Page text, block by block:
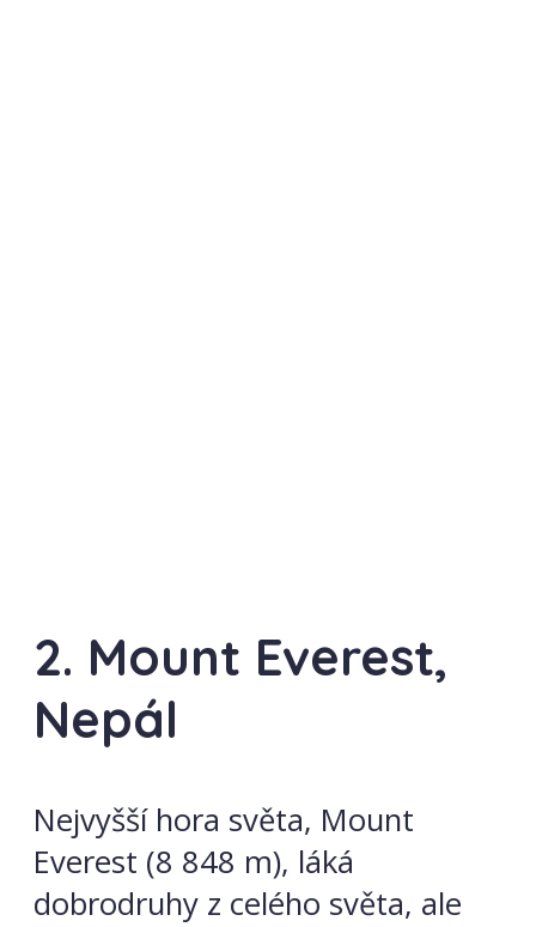
2. Mount Everest,
Nepál
Nejvyšší hora světa, Mount
Everest (8 848 m), láká
dobrodruhy z celého světa, ale